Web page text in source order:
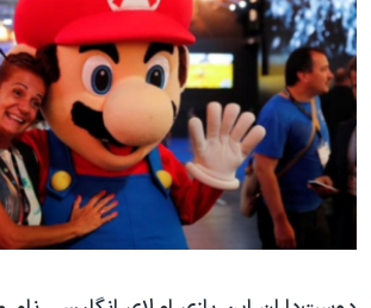
نرگس محمدی برنده جایزه نوبل صلح
همایش محافظه‌کاران آمریکا «سی‌پک»
صفحه‌های ویژه
سفر پرزیدنت ترامپ به چین